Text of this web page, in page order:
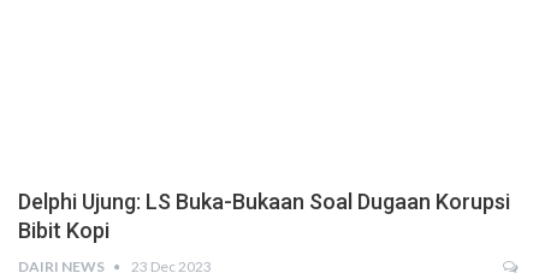
Delphi Ujung: LS Buka-Bukaan Soal Dugaan Korupsi
Bibit Kopi
DAIRI NEWS 23 Dec 2023